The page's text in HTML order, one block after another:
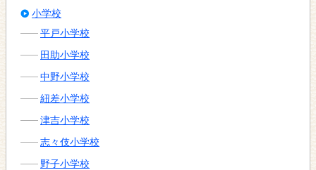
小学校
平戸小学校
田助小学校
中野小学校
紐差小学校
津吉小学校
志々伎小学校
野子小学校